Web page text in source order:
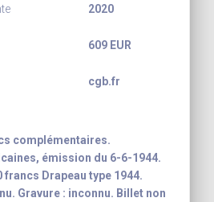
2020
609 EUR
cgb.fr
complémentaires.
émission du 6-6-1944.
francs Drapeau type 1944.
Gravure : inconnu. Billet non